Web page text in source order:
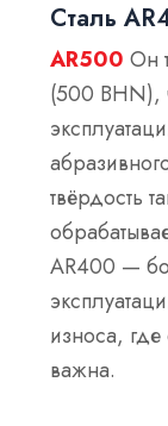
Сталь
AR500 Он
(500 BHN),
твёрдость
AR400 —
износа, где
важна.